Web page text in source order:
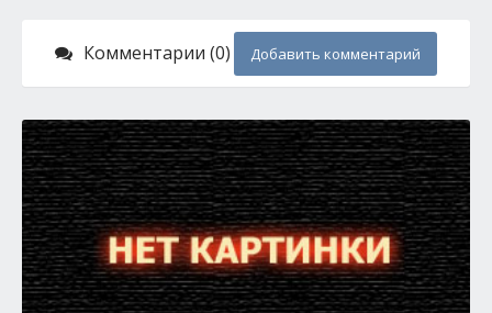
Комментарии (0) Добавить комментарий